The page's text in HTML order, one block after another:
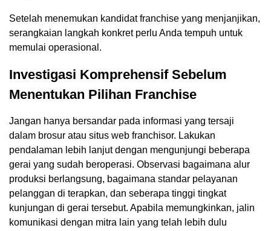
Setelah menemukan kandidat franchise yang menjanjikan,
serangkaian langkah konkret perlu Anda tempuh untuk
memulai operasional.
Investigasi Komprehensif Sebelum
Menentukan Pilihan Franchise
Jangan hanya bersandar pada informasi yang tersaji
dalam brosur atau situs web franchisor. Lakukan
pendalaman lebih lanjut dengan mengunjungi beberapa
gerai yang sudah beroperasi. Observasi bagaimana alur
produksi berlangsung, bagaimana standar pelayanan
pelanggan di terapkan, dan seberapa tinggi tingkat
kunjungan di gerai tersebut. Apabila memungkinkan, jalin
komunikasi dengan mitra lain yang telah lebih dulu